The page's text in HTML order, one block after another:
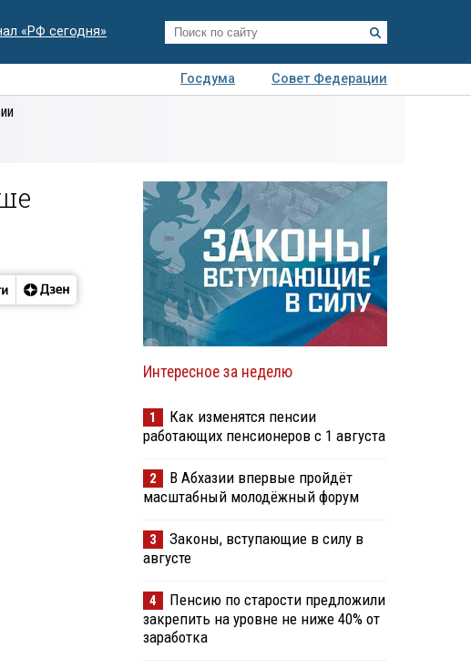
«РФ сегодня»
Госдума
Совет Федерации
Деловая
Интересное за неделю
1
Как изменятся пенсии
работающих пенсионеров с 1 августа
2
В Абхазии впервые пройдёт
масштабный молодёжный форум
3
Законы, вступающие в силу в
августе
4
Пенсию по старости предложили
закрепить на уровне не ниже 40% от
заработка